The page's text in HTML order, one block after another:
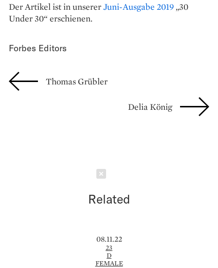
Der Artikel ist in unsererJuni-Ausgabe 2019 „30
Under 30“ erschienen.
Forbes Editors
Thomas Grübler
Delia König
Related
08.11.22
23
D
FEMALE